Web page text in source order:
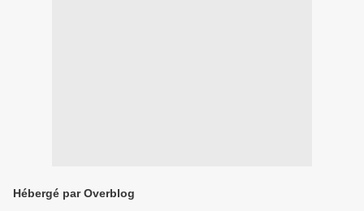
Hébergé par Overblog